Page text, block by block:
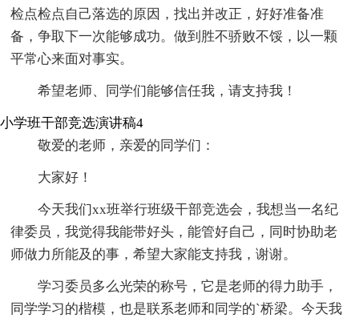
检点检点自己落选的原因，找出并改正，好好准备准
备，争取下一次能够成功。做到胜不骄败不馁，以一颗
平常心来面对事实。
希望老师、同学们能够信任我，请支持我！
小学班干部竞选演讲稿4
敬爱的老师，亲爱的同学们：
大家好！
今天我们xx班举行班级干部竞选会，我想当一名纪
律委员，我觉得我能带好头，能管好自己，同时协助老
师做力所能及的事，希望大家能支持我，谢谢。
学习委员多么光荣的称号，它是老师的得力助手，
同学学习的楷模，也是联系老师和同学的`桥梁。今天我